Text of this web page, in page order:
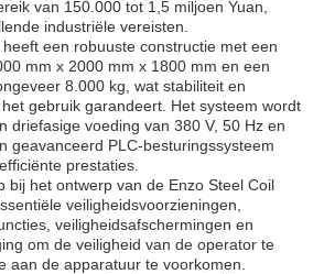
van 150.000 tot 1,5 miljoen Yuan,
industriële vereisten.
een robuuste constructie met een
mm x 2000 mm x 1800 mm en een
8.000 kg, wat stabiliteit en
gebruik garandeert. Het systeem wordt
driefasige voeding van 380 V, 50 Hz en
geavanceerd PLC-besturingssysteem
prestaties.
bij het ontwerp van de Enzo Steel Coil
veiligheidsvoorzieningen,
veiligheidsafschermingen en
om de veiligheid van de operator te
aan de apparatuur te voorkomen.